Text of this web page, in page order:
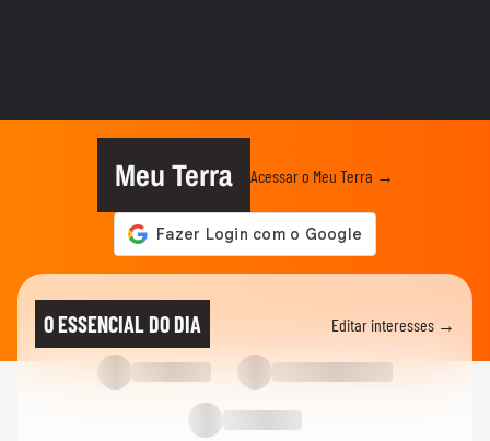
Brasil vai chegar forte em 2026? Ancelotti
ainda busca o time ideal
Neymar deve ir à Copa? Discussão quente
sobre físico e função no...
Seleção perdeu identidade? Debate sobre
Ancelotti e treinadores...
Meu Terra Acessar o Meu Terra →
O ESSENCIAL DO DIA Editar interesses →